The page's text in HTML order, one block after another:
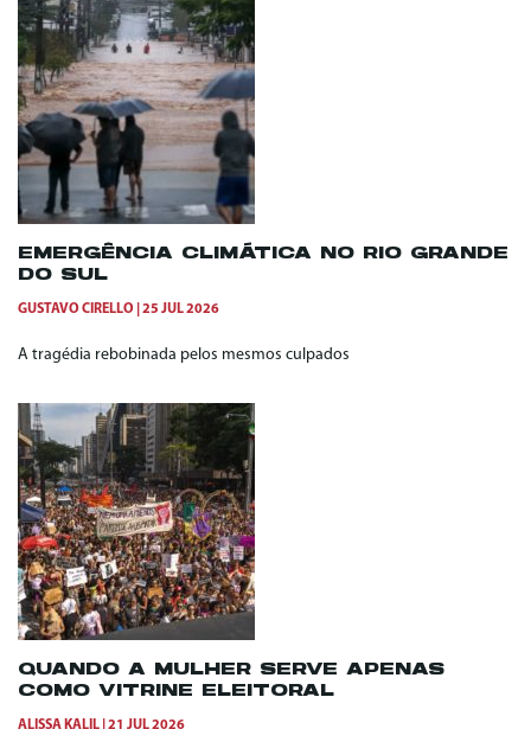
EMERGÊNCIA CLIMÁTICA NO RIO GRANDE
DO SUL
GUSTAVO CIRELLO 25 JUL 2026
A tragédia rebobinada pelos mesmos culpados
QUANDO A MULHER SERVE APENAS
COMO VITRINE ELEITORAL
ALISSA KALIL 21 JUL 2026